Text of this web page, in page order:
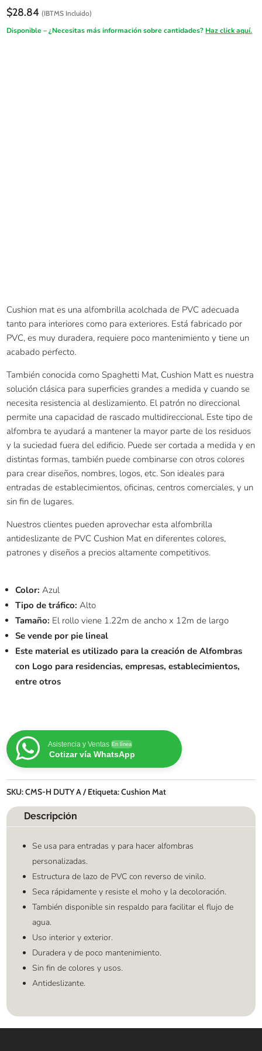
$28.84 (IBTMS Incluido)
Disponible – ¿Necesitas más información sobre cantidades? Haz click aquí.
Cushion mat es una alfombrilla acolchada de PVC adecuada
tanto para interiores como para exteriores. Está fabricado por
PVC, es muy duradera, requiere poco mantenimiento y tiene un
acabado perfecto.
También conocida como Spaghetti Mat, Cushion Matt es nuestra
solución clásica para superficies grandes a medida y cuando se
necesita resistencia al deslizamiento. El patrón no direccional
permite una capacidad de rascado multidireccional. Este tipo de
alfombra te ayudará a mantener la mayor parte de los residuos
y la suciedad fuera del edificio. Puede ser cortada a medida y en
distintas formas, también puede combinarse con otros colores
para crear diseños, nombres, logos, etc. Son ideales para
entradas de establecimientos, oficinas, centros comerciales, y un
sin fin de lugares.
Nuestros clientes pueden aprovechar esta alfombrilla
antideslizante de PVC Cushion Mat en diferentes colores,
patrones y diseños a precios altamente competitivos.
Color:Azul
Tipo de tráfico: Alto
Tamaño: El rollo viene 1.22m de ancho x 12m de largo
Se vende por pie lineal
Este material es utilizado para la creación de Alfombras
con Logo para residencias, empresas, establecimientos,
entre otros
Asistencia y Ventas En línea
Cotizar vía WhatsApp
SKU:CMS-H DUTY A Etiqueta:Cushion Mat
Descripción
Se usa para entradas y para hacer alfombras
personalizadas.
Estructura de lazo de PVC con reverso de vinilo.
Seca rápidamente y resiste el moho y la decoloración.
También disponible sin respaldo para facilitar el flujo de
agua.
Uso interior y exterior.
Duradera y de poco mantenimiento.
Sin fin de colores y usos.
Antideslizante.